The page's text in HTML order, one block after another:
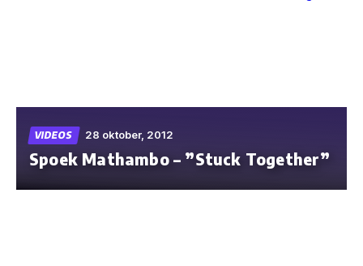
content
VIDEOS 28 oktober, 2012
Spoek Mathambo – ”Stuck Together”